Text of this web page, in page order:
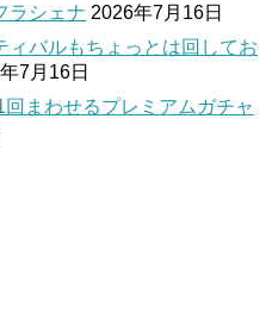
ラシェナ 2026年7月16日
ィバルもちょっとは回してお
7月16日
まわせるプレミアムガチャ